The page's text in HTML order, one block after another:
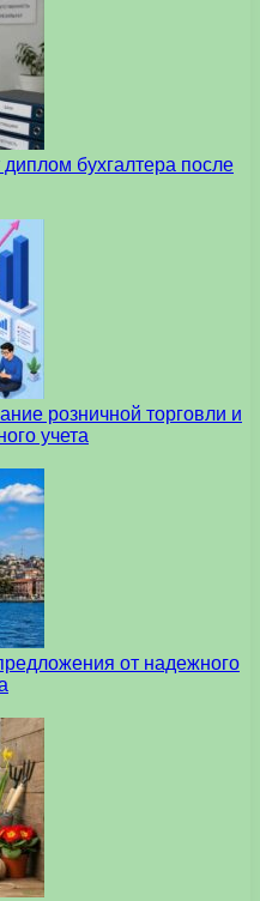
бухгалтера после
розничной торговли и
учета
от надежного